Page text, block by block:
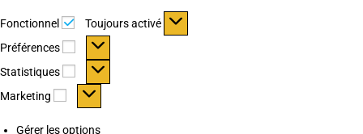
Fonctionnel Fonctionnel
Toujours activé
Préférences
Préférences
Statistiques Statistiques
Marketing Marketing
Gérer les options